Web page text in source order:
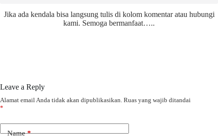
Jika ada kendala bisa langsung tulis di kolom komentar atau hubungi
kami. Semoga bermanfaat…..
Leave a Reply
Alamat email Anda tidak akan dipublikasikan. Ruas yang wajib ditandai
*
Name*